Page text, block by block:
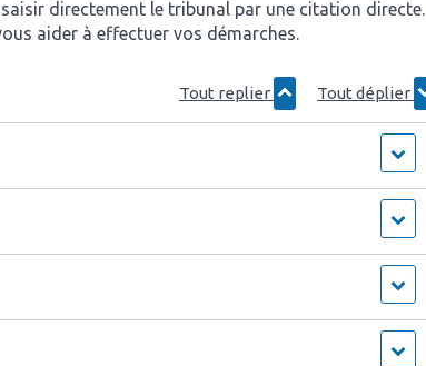
directement le tribunal par une citation directe.
aider à effectuer vos démarches.
Tout replier Tout déplier